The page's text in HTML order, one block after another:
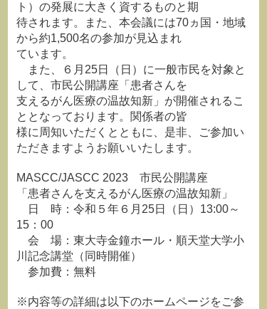
ト）の発展に大きく資するものと期
待されます。また、本会議には70ヵ国・地域
から約1,500名の参加が見込まれ
ています。
また、６月25日（日）に一般市民を対象と
して、市民公開講座「患者さんを
支えるがん医療の温故知新」が開催されるこ
ととなっております。関係者の皆
様に周知いただくとともに、是非、ご参加い
ただきますようお願いいたします。
MASCC/JASCC 2023 市民公開講座
「患者さんを支えるがん医療の温故知新」
日 時：令和５年６月25日（日）13:00～
15：00
会 場：東大寺金鐘ホール・順天堂大学小
川記念講堂（同時開催）
参加費：無料
※内容等の詳細は以下のホームページをご参